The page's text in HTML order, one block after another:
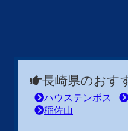
長崎県のおす
ハウステンボス
稲佐山